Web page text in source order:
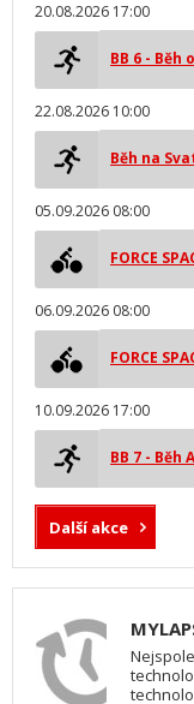
20.08.2026 17:00
BB 6 - Běh
22.08.2026 10:00
Běh na
05.09.2026 08:00
FORCE
06.09.2026 08:00
FORCE
10.09.2026 17:00
BB 7 - Běh
Další akce